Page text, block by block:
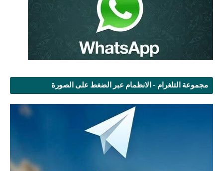
مجموعة التلغرام - الانظمام عبر الضغط على الصورة